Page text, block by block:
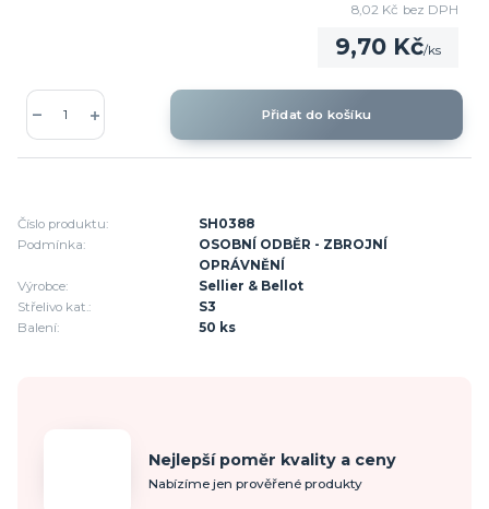
9,70 Kč/ks
8,02 Kč bez DPH
Přidat do košíku
Číslo produktu:
SH0388
Podmínka:
OSOBNÍ ODBĚR - ZBROJNÍ
OPRÁVNĚNÍ
Výrobce:
Sellier & Bellot
Střelivo kat.:
S3
Balení:
50 ks
Nejlepší poměr kvality a ceny
Nabízíme jen prověřené produkty